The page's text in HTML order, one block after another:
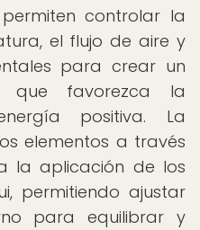
controlar la
el flujo de aire y
para crear un
que favorezca la
positiva. La
elementos a través
la aplicación de los
permitiendo ajustar
para equilibrar y